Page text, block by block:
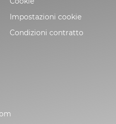
Impostazioni cookie
Condizioni contratto